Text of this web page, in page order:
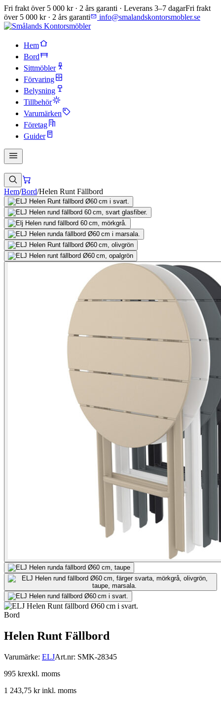
Fri frakt över 5 000 kr · 2 års garanti · Leverans 3–7 dagarFri frakt
över 5 000 kr · 2 års garanti
info@smalandskontorsmobler.se
Hem
Bord
Sittmöbler
Förvaring
Belysning
Tillbehör
Varumärken
Företag
Guider
Hem/Bord/Helen Runt Fällbord
Bord
Helen Runt Fällbord
Varumärke: ELJArt.nr: SMK-28345
995 krexkl. moms
1 243,75 krinkl. moms